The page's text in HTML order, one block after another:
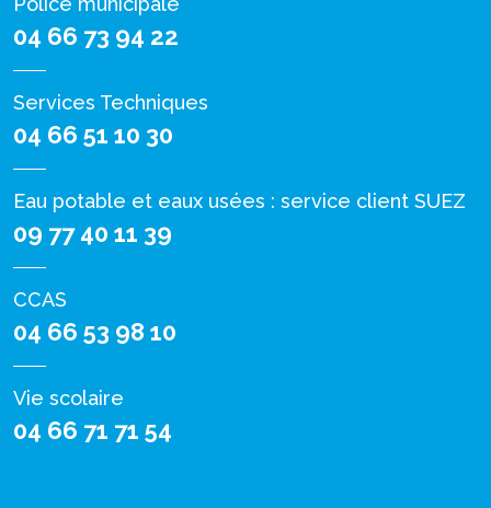
04 66 73 94 22
Services Techniques
04 66 51 10 30
Eau potable et eaux usées : service client SUEZ
09 77 40 11 39
CCAS
04 66 53 98 10
Vie scolaire
04 66 71 71 54